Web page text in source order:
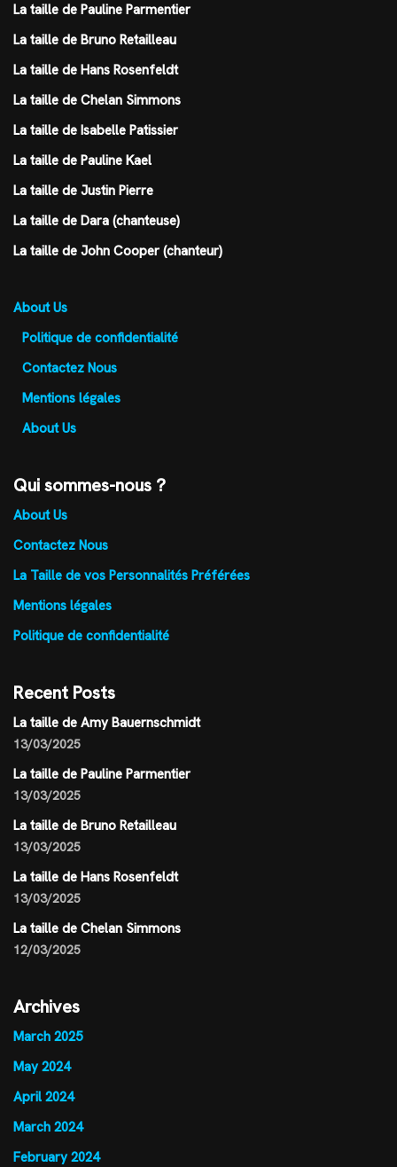
La taille de Pauline Parmentier
La taille de Bruno Retailleau
La taille de Hans Rosenfeldt
La taille de Chelan Simmons
La taille de Isabelle Patissier
La taille de Pauline Kael
La taille de Justin Pierre
La taille de Dara (chanteuse)
La taille de John Cooper (chanteur)
About Us
Politique de confidentialité
Contactez Nous
Mentions légales
About Us
Qui sommes-nous ?
About Us
Contactez Nous
La Taille de vos Personnalités Préférées
Mentions légales
Politique de confidentialité
Recent Posts
La taille de Amy Bauernschmidt
13/03/2025
La taille de Pauline Parmentier
13/03/2025
La taille de Bruno Retailleau
13/03/2025
La taille de Hans Rosenfeldt
13/03/2025
La taille de Chelan Simmons
12/03/2025
Archives
March 2025
May 2024
April 2024
March 2024
February 2024